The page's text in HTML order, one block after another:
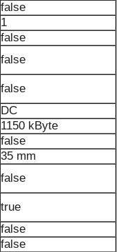
false
1
false
false
false
DC
1150 kByte
false
35 mm
false
true
false
false